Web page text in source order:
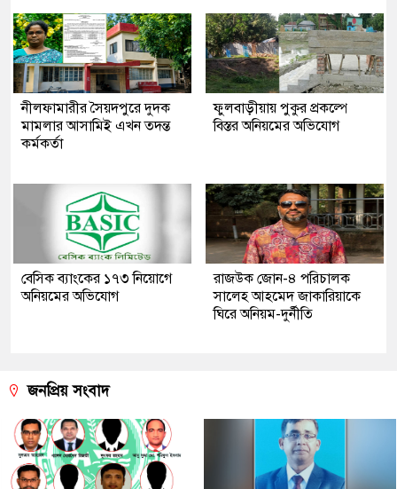
নীলফামারীর সৈয়দপুরে দুদক
মামলার আসামিই এখন তদন্ত
কর্মকর্তা
ফুলবাড়ীয়ায় পুকুর প্রকল্পে
বিস্তর অনিয়মের অভিযোগ
বেসিক ব্যাংকের ১৭৩ নিয়োগে
অনিয়মের অভিযোগ
রাজউক জোন-৪ পরিচালক
সালেহ আহমেদ জাকারিয়াকে
ঘিরে অনিয়ম-দুর্নীতি
জনপ্রিয় সংবাদ